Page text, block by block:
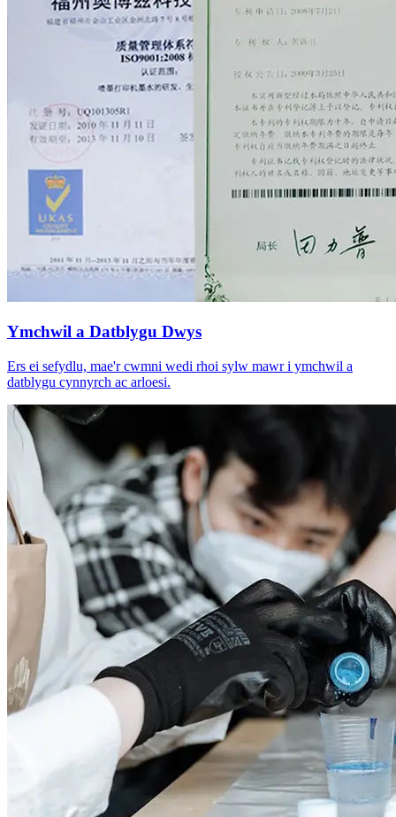
Ymchwil a Datblygu Dwys
Ers ei sefydlu, mae'r cwmni wedi rhoi sylw mawr i ymchwil a
datblygu cynnyrch ac arloesi.